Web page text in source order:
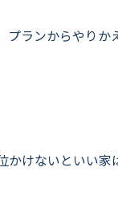
プランからやりか
けないといい家